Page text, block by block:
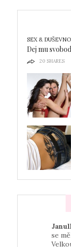
SEX & DUŠEVNO
Dej mu
20 SHARES
se